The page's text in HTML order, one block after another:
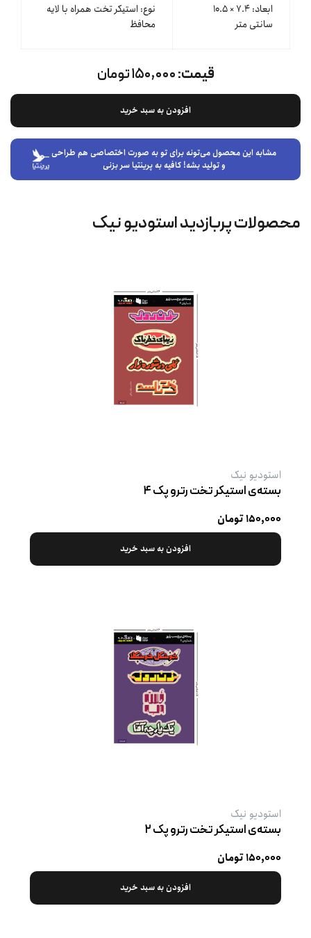
ابعاد: ۷.۴ × ۱۰.۵
سانتی متر
نوع: استیکر تخت همراه با لایه
محافظ
قیمت:۱۵۰,۰۰۰ تومان
افزودن به سبد خرید
مشابه این محصول می‌تونه برای تو به صورت اختصاصی هم طراحی
و تولید بشه! کافیه به پرینتیا سر بزنی
محصولات پربازدید استودیو نیک
استودیو نیک
بسته‌ی استیکر تخت رترو پک ۴
۱۵۰,۰۰۰ تومان
افزودن به سبد خرید
استودیو نیک
بسته‌ی استیکر تخت رترو پک ۲
۱۵۰,۰۰۰ تومان
افزودن به سبد خرید